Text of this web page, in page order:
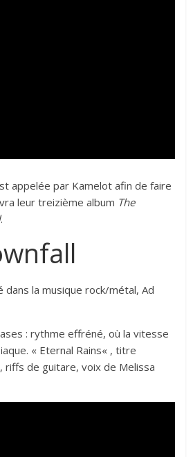
appelée par Kamelot afin de faire
leur treizième album The
.
la musique rock/métal, Ad
: rythme effréné, où la vitesse
« Eternal Rains« , titre
riffs de guitare, voix de Melissa